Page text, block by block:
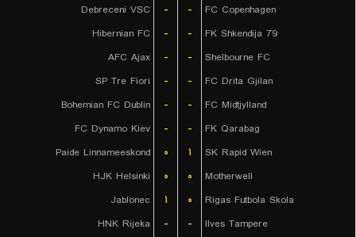
Debreceni VSC
- -
FC Copenhagen
Hibernian FC
- -
FK Shkendija 79
AFC Ajax
- -
Shelbourne FC
SP Tre Fiori
- -
FC Drita Gjilan
Bohemian FC Dublin
- -
FC Midtjylland
FC Dynamo Kiev
- -
FK Qarabag
Paide Linnameeskond
۰ ۱
SK Rapid Wien
HJK Helsinki
۰ ۰
Motherwell
Jablonec
۱ ۰
Rigas Futbola Skola
HNK Rijeka
- -
Ilves Tampere